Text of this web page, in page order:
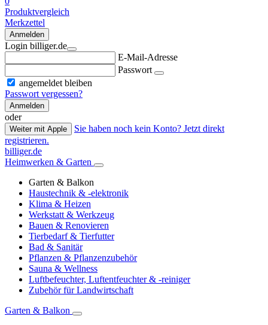
Produktvergleich
Merkzettel
Anmelden
Login billiger.de
E-Mail-Adresse
Passwort
angemeldet bleiben
Passwort vergessen?
Anmelden
oder
Weiter mit Apple
Sie haben noch kein Konto? Jetzt direkt
registrieren.
billiger.de
Heimwerken & Garten
Garten & Balkon
Haustechnik & -elektronik
Klima & Heizen
Werkstatt & Werkzeug
Bauen & Renovieren
Tierbedarf & Tierfutter
Bad & Sanitär
Pflanzen & Pflanzenzubehör
Sauna & Wellness
Luftbefeuchter, Luftentfeuchter & -reiniger
Zubehör für Landwirtschaft
Garten & Balkon